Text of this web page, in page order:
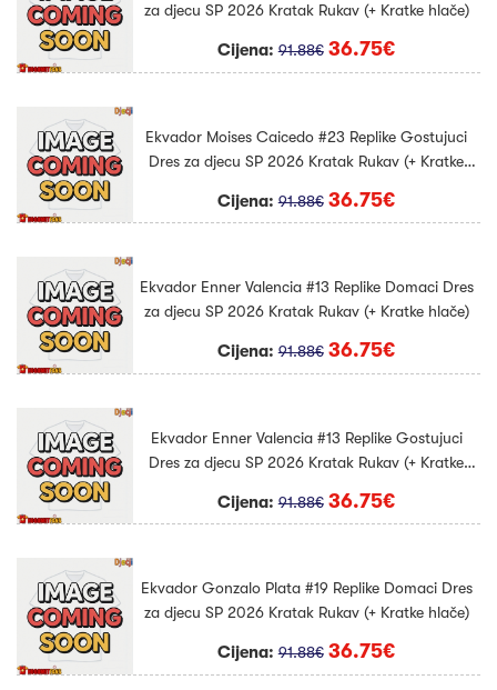
za djecu SP 2026 Kratak Rukav (+ Kratke hlače)
Cijena:91.88€ 36.75€
Ekvador Moises Caicedo #23 Replike Gostujuci
Dres za djecu SP 2026 Kratak Rukav (+ Kratke
Cijena:91.88€ 36.75€
Ekvador Enner Valencia #13 Replike Domaci Dres
za djecu SP 2026 Kratak Rukav (+ Kratke hlače)
Cijena:91.88€ 36.75€
Ekvador Enner Valencia #13 Replike Gostujuci
Dres za djecu SP 2026 Kratak Rukav (+ Kratke
Cijena:91.88€ 36.75€
Ekvador Gonzalo Plata #19 Replike Domaci Dres
za djecu SP 2026 Kratak Rukav (+ Kratke hlače)
Cijena:91.88€ 36.75€